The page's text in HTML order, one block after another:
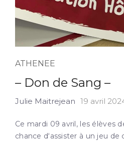
ATHENEE
– Don de Sang –
Julie Maitrejean 19 avril
Ce mardi 09 avril, les élèves
chance d‘assister à un jeu de